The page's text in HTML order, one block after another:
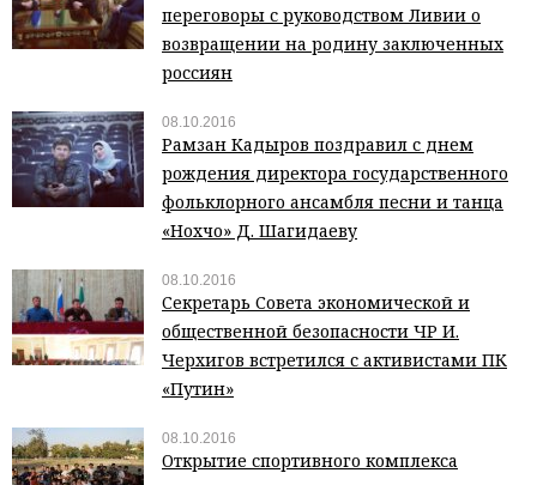
переговоры с руководством Ливии о
возвращении на родину заключенных
россиян
08.10.2016
Рамзан Кадыров поздравил с днем
рождения директора государственного
фольклорного ансамбля песни и танца
«Нохчо» Д. Шагидаеву
08.10.2016
Секретарь Совета экономической и
общественной безопасности ЧР И.
Черхигов встретился с активистами ПК
«Путин»
08.10.2016
Открытие спортивного комплекса